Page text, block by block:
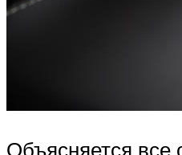
Объясняется все